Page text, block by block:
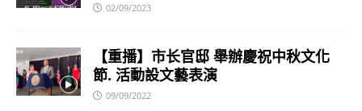
02/09/2023
【重播】市长官邸 舉辦慶祝中秋文化
節. 活動設文藝表演
09/09/2022